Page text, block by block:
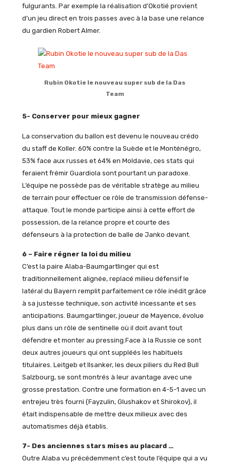
fulgurants. Par exemple la réalisation d’Okotié provient
d’un jeu direct en trois passes avec à la base une relance
du gardien Robert Almer.
Rubin Okotie le nouveau super sub de la Das
Team
5- Conserver pour mieux gagner
La conservation du ballon est devenu le nouveau crédo
du staff de Koller. 60% contre la Suède et le Monténégro,
53% face aux russes et 64% en Moldavie, ces stats qui
feraient frémir Guardiola sont pourtant un paradoxe.
L’équipe ne possède pas de véritable stratège au milieu
de terrain pour effectuer ce rôle de transmission défense-
attaque. Tout le monde participe ainsi à cette effort de
possession, de la relance propre et courte des
défenseurs à la protection de balle de Janko devant.
6 – Faire régner la loi du milieu
C’est la paire Alaba-Baumgartlinger qui est
traditionnellement alignée, replacé milieu défensif le
latéral du Bayern remplit parfaitement ce rôle inédit grâce
à sa justesse technique, son activité incessante et ses
anticipations. Baumgartlinger, joueur de Mayence, évolue
plus dans un rôle de sentinelle où il doit avant tout
défendre et monter au pressing.Face à la Russie ce sont
deux autres joueurs qui ont suppléés les habituels
titulaires. Leitgeb et Ilsanker, les deux piliers du Red Bull
Salzbourg, se sont montrés à leur avantage avec une
grosse prestation. Contre une formation en 4-5-1 avec un
entrejeu très fourni (Fayzulin, Glushakov et Shirokov), il
était indispensable de mettre deux milieux avec des
automatismes déjà établis.
7- Des anciennes stars mises au placard …
Outre Alaba vu précédemment c’est toute l’équipe qui a vu